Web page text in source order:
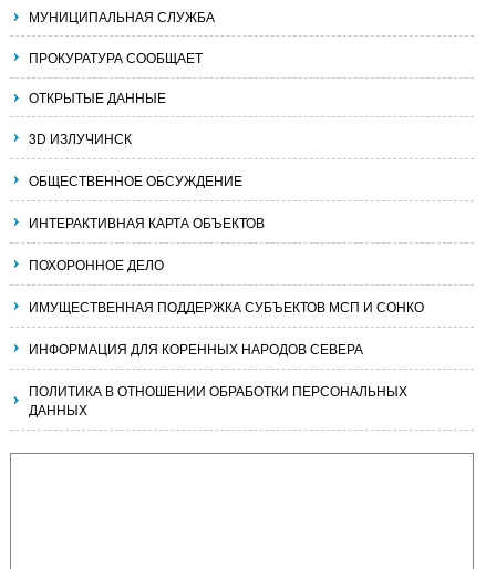
МУНИЦИПАЛЬНАЯ СЛУЖБА
ПРОКУРАТУРА СООБЩАЕТ
ОТКРЫТЫЕ ДАННЫЕ
3D ИЗЛУЧИНСК
ОБЩЕСТВЕННОЕ ОБСУЖДЕНИЕ
ИНТЕРАКТИВНАЯ КАРТА ОБЪЕКТОВ
ПОХОРОННОЕ ДЕЛО
ИМУЩЕСТВЕННАЯ ПОДДЕРЖКА СУБЪЕКТОВ МСП И СОНКО
ИНФОРМАЦИЯ ДЛЯ КОРЕННЫХ НАРОДОВ СЕВЕРА
ПОЛИТИКА В ОТНОШЕНИИ ОБРАБОТКИ ПЕРСОНАЛЬНЫХ
ДАННЫХ